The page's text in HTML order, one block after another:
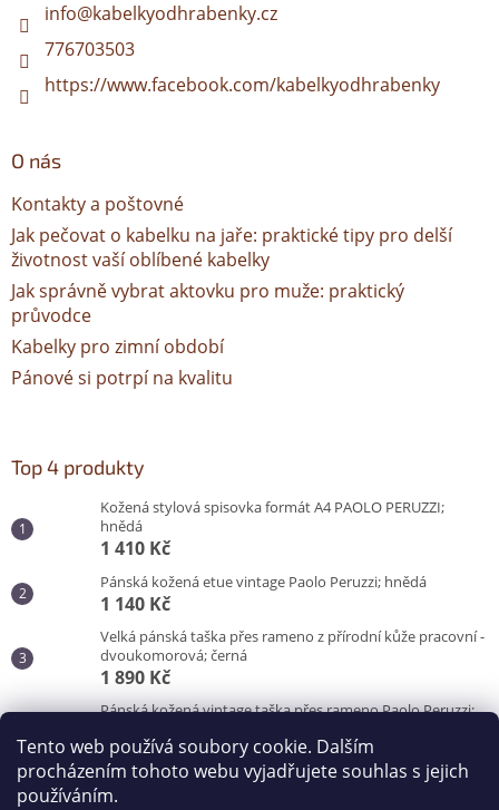
Tento web používá soubory cookie. Dalším
procházením tohoto webu vyjadřujete souhlas s jejich
používáním.
info@kabelkyodhrabenky.cz
776703503
https://www.facebook.com/kabelkyodhrabenky
O nás
Kontakty a poštovné
Jak pečovat o kabelku na jaře: praktické tipy pro delší
životnost vaší oblíbené kabelky
Jak správně vybrat aktovku pro muže: praktický
průvodce
Kabelky pro zimní období
Pánové si potrpí na kvalitu
Top 4 produkty
Kožená stylová spisovka formát A4 PAOLO PERUZZI;
hnědá
1 410 Kč
Pánská kožená etue vintage Paolo Peruzzi; hnědá
1 140 Kč
Velká pánská taška přes rameno z přírodní kůže pracovní -
dvoukomorová; černá
1 890 Kč
Pánská kožená vintage taška přes rameno Paolo Peruzzi;
3 100 Kč